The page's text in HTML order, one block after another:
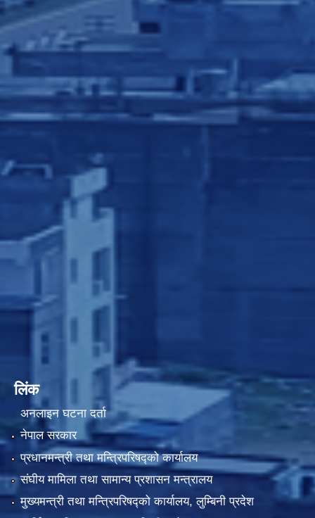
लिंक
अनलाइन घटना दर्ता
नेपाल सरकार
प्रधानमन्त्री तथा मन्त्रिपरिषद्को कार्यालय
संघीय मामिला तथा सामान्य प्रशासन मन्त्रालय
मुख्यमन्त्री तथा मन्त्रिपरिषद्को कार्यालय, लुम्बिनी प्रदेश